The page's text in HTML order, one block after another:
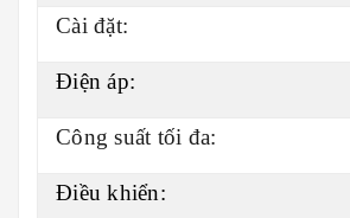
Cài đặt:
Điện áp:
Công suất tối đa:
Điều khiển: